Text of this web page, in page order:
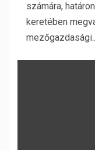
számára,
keretében